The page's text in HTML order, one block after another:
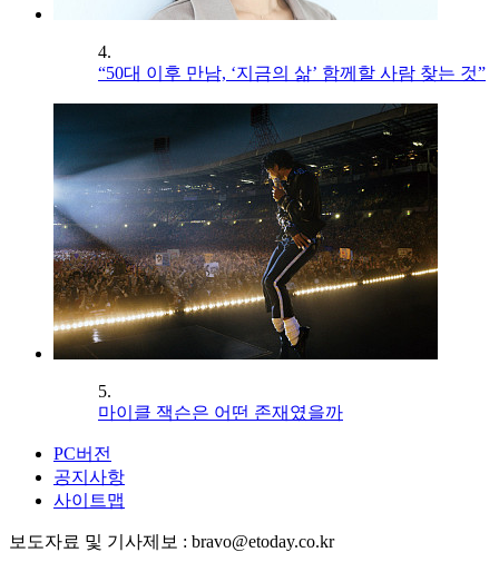
4.
“50대 이후 만남, ‘지금의 삶’ 함께할 사람 찾는 것”
5.
마이클 잭슨은 어떤 존재였을까
PC버전
공지사항
사이트맵
보도자료 및 기사제보 : bravo@etoday.co.kr